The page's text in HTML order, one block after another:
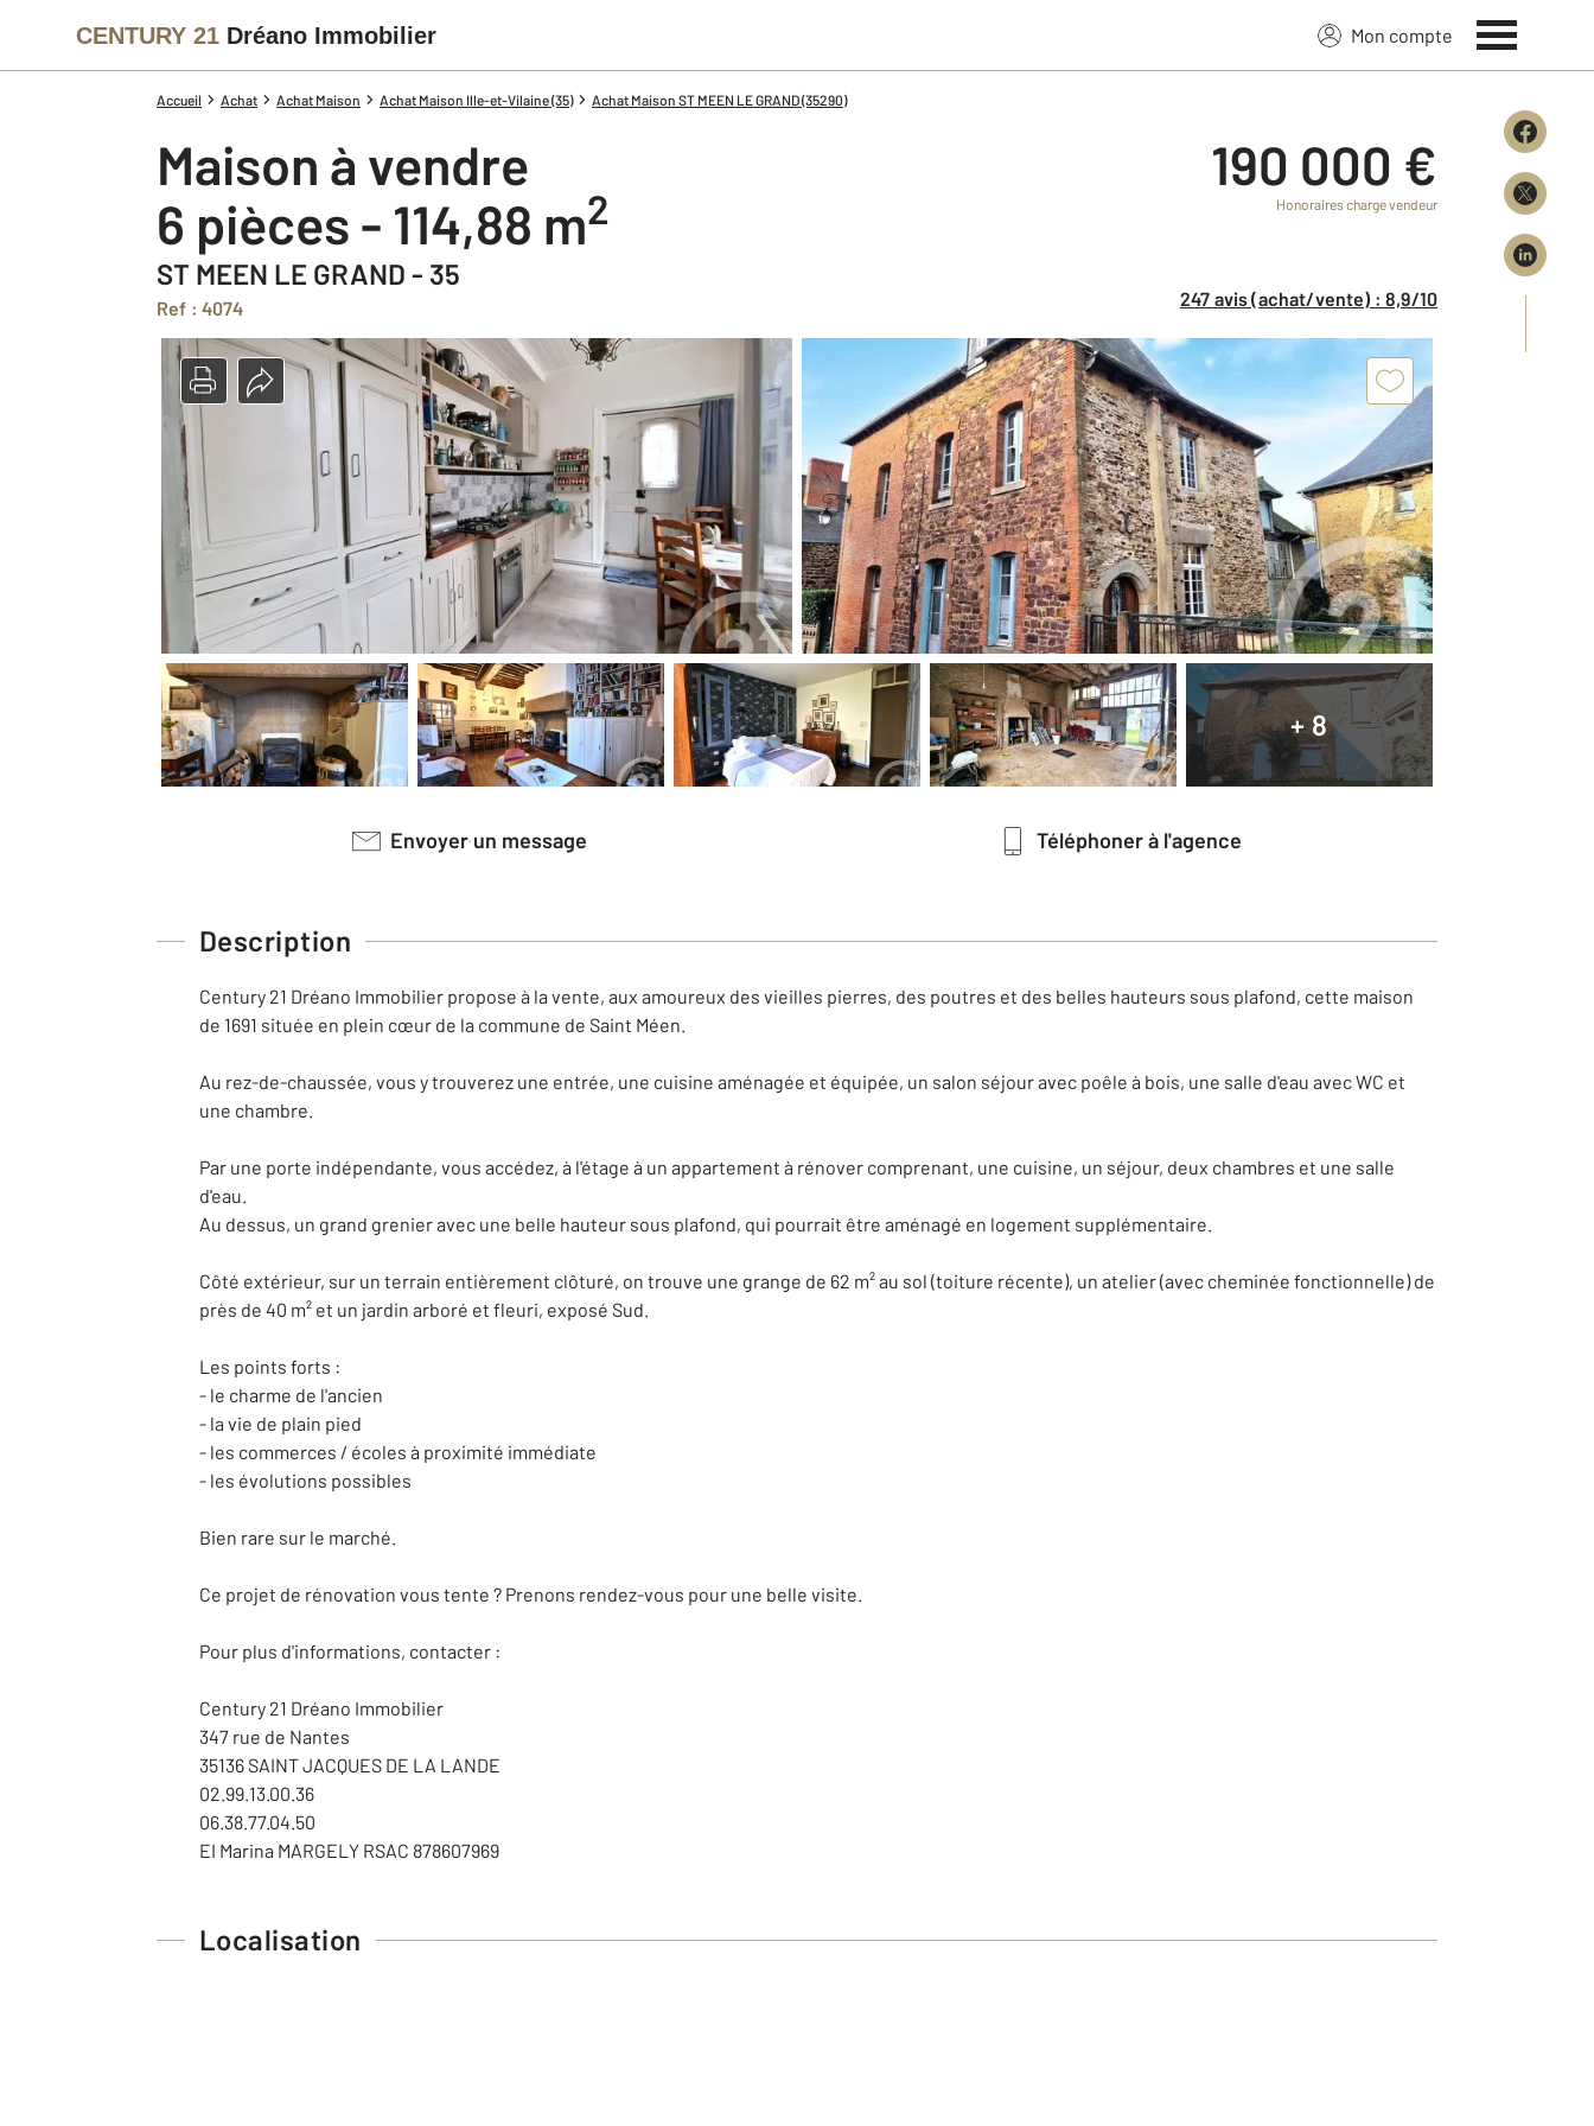
CENTURY 21 Dréano Immobilier Mon compte
Accueil Achat Achat Maison Achat Maison Ille-et-Vilaine (35) Achat Maison ST MEEN LE GRAND (35290)
Maison à vendre
6 pièces - 114,88 m2
ST MEEN LE GRAND - 35
Ref : 4074
190 000 €
Honoraires charge vendeur
247 avis (achat/vente) : 8,9/10
+ 8
Envoyer un message Téléphoner à l'agence
Description
Century 21 Dréano Immobilier propose à la vente, aux amoureux des vieilles pierres, des poutres et des belles hauteurs sous plafond, cette maison
de 1691 située en plein cœur de la commune de Saint Méen.
Au rez-de-chaussée, vous y trouverez une entrée, une cuisine aménagée et équipée, un salon séjour avec poêle à bois, une salle d'eau avec WC et
une chambre.
Par une porte indépendante, vous accédez, à l'étage à un appartement à rénover comprenant, une cuisine, un séjour, deux chambres et une salle
d'eau.
Au dessus, un grand grenier avec une belle hauteur sous plafond, qui pourrait être aménagé en logement supplémentaire.
Côté extérieur, sur un terrain entièrement clôturé, on trouve une grange de 62 m² au sol (toiture récente), un atelier (avec cheminée fonctionnelle) de
près de 40 m² et un jardin arboré et fleuri, exposé Sud.
Les points forts :
- le charme de l'ancien
- la vie de plain pied
- les commerces / écoles à proximité immédiate
- les évolutions possibles
Bien rare sur le marché.
Ce projet de rénovation vous tente ? Prenons rendez-vous pour une belle visite.
Pour plus d'informations, contacter :
Century 21 Dréano Immobilier
347 rue de Nantes
35136 SAINT JACQUES DE LA LANDE
02.99.13.00.36
06.38.77.04.50
EI Marina MARGELY RSAC 878607969
Localisation